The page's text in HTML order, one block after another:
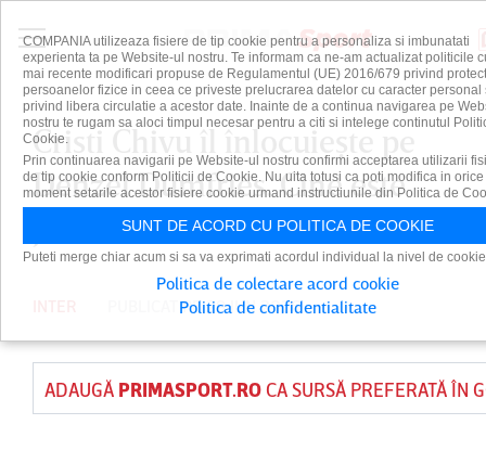
Cristi Chivu îl înlocuieşte pe
Denzel Dumfries. Cine este
jucătorul vizat
PUBLICAT PE 29 IUN 2026
ADAUGĂ PRIMASPORT.ROCA SURSĂ PREFERATĂ ÎN
COMPANIA utilizeaza fisiere de tip cookie pentru a personaliza si imbunatati
experienta ta pe Website-ul nostru. Te informam ca ne-am actualizat politicile
mai recente modificari propuse de Regulamentul (UE) 2016/679 privind
persoanelor fizice in ceea ce priveste prelucrarea datelor cu caracter personal
privind libera circulatie a acestor date. Inainte de a continua navigarea pe
nostru te rugam sa aloci timpul necesar pentru a citi si intelege continutul
Cookie.
Prin continuarea navigarii pe Website-ul nostru confirmi acceptarea utilizarii
de tip cookie conform Politicii de Cookie. Nu uita totusi ca poti modifica in orice
moment setarile acestor fisiere cookie urmand instructiunile din Politica de
SUNT DE ACORD CU POLITICA DE COOKIE
Puteti merge chiar acum si sa va exprimati acordul individual la nivel de
Politica de colectare acord cookie
Politica de confidentialitate